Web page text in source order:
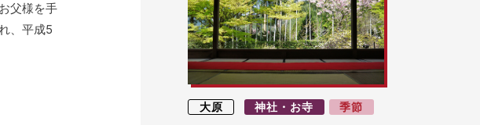
父様を手
、平成5
大原 神社・お寺 季節